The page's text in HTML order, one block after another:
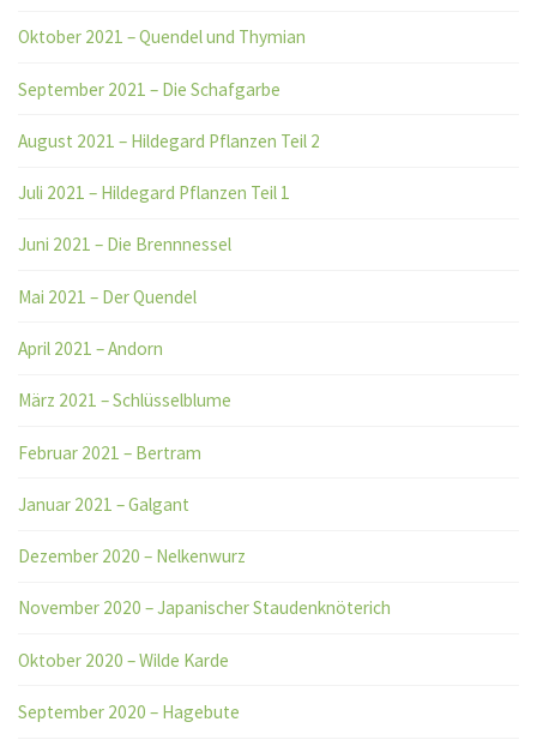
Oktober 2021 – Quendel und Thymian
September 2021 – Die Schafgarbe
August 2021 – Hildegard Pflanzen Teil 2
Juli 2021 – Hildegard Pflanzen Teil 1
Juni 2021 – Die Brennnessel
Mai 2021 – Der Quendel
April 2021 – Andorn
März 2021 – Schlüsselblume
Februar 2021 – Bertram
Januar 2021 – Galgant
Dezember 2020 – Nelkenwurz
November 2020 – Japanischer Staudenknöterich
Oktober 2020 – Wilde Karde
September 2020 – Hagebute